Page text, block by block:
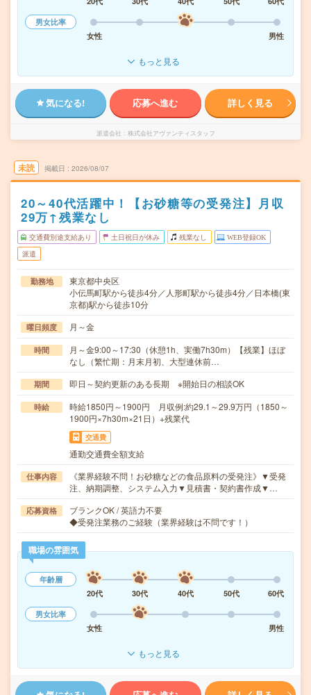
男女比率
女性
男性
もっと見る
気になる! 応募へ進む 詳しく見る
派遣会社 株式会社アヴァンティスタッフ
未読 掲載日 2026/08/07
20～40代活躍中！【お砂糖等の受発注】月収
29万↑残業なし
交通費別途支給あり 土日祝日が休み 残業なし WEB登録OK
派遣
勤務地
東京都中央区
小伝馬町駅から徒歩4分／人形町駅から徒歩4分／日本橋(東
京都)駅から徒歩10分
曜日頻度 月～金
時間
月～金9:00～17:30（休憩1h、実働7h30m）【残業】ほぼ
なし（繁忙期：月末月初、大型連休前…
期間 即日～契約更新のある長期 ※開始日の相談OK
時給
時給1850円～1900円 月収例:約29.1～29.9万円（1850～
1900円×7h30m×21日）+残業代
交通費
通勤交通費全額支給
仕事内容
《業界経験不問！お砂糖などの食品原料の受発注》▼受発
注、納期調整、システム入力▼見積書・契約書作成▼…
応募資格
ブランクOK / 英語力不要
◆受発注業務のご経験（業界経験は不問です！）
職場の雰囲気
年齢層
20代
30代 40代 50代
60代
男女比率
女性
男性
もっと見る